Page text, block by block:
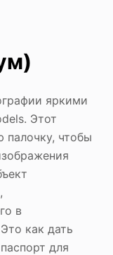
яркими
Этот
палочку, чтобы
в
как дать
для